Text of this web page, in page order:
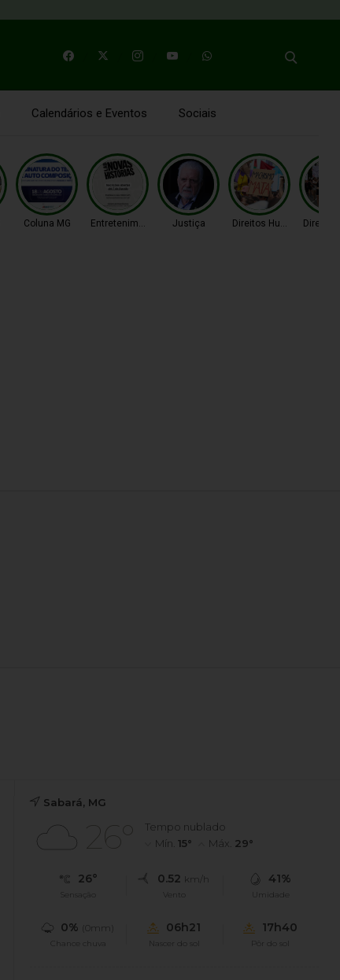
Calendários e Eventos Sociais
Coluna MG Entretenimento Justiça Direitos HumanosDireitos
Sabará, MG
26°
Tempo nublado
Mín. 15° Máx. 29°
26°
Sensação
0.52 km/h
Vento
41%
Umidade
0% (0mm)
Chance chuva
06h21
Nascer do sol
17h40
Pôr do sol